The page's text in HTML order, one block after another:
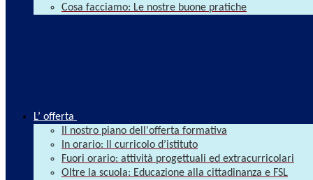
Cosa facciamo: Le nostre buone pratiche
L’ offerta
Il nostro piano dell'offerta formativa
In orario: Il curricolo d’istituto
Fuori orario: attività progettuali ed extracurricolari
Oltre la scuola: Educazione alla cittadinanza e FSL